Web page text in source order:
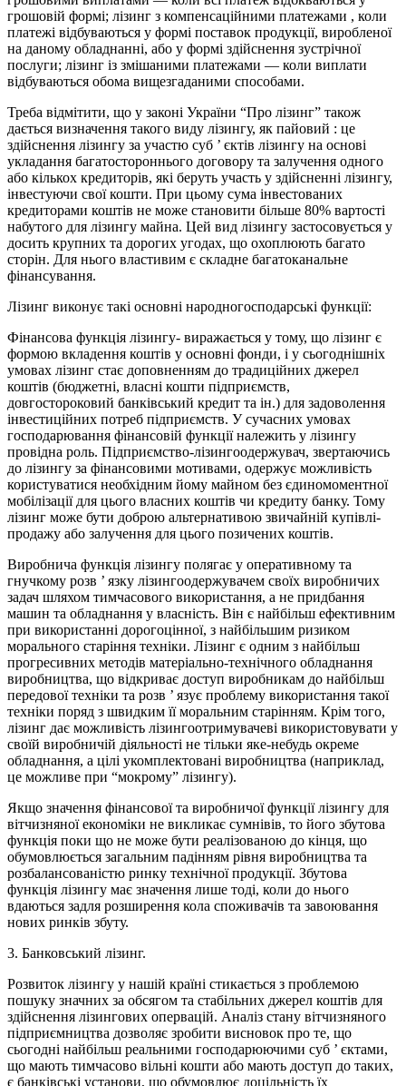
грошовій формі; лізинг з компенсаційними платежами , коли
платежі відбуваються у формі поставок продукції, виробленої
на даному обладнанні, або у формі здійснення зустрічної
послуги; лізинг із змішаними платежами — коли виплати
відбуваються обома вищезгаданими способами.
Треба відмітити, що у законі України “Про лізинг” також
дається визначення такого виду лізингу, як пайовий : це
здійснення лізингу за участю суб ’ єктів лізингу на основі
укладання багатостороннього договору та залучення одного
або кількох кредиторів, які беруть участь у здійсненні лізингу,
інвестуючи свої кошти. При цьому сума інвестованих
кредиторами коштів не може становити більше 80% вартості
набутого для лізингу майна. Цей вид лізингу застосовується у
досить крупних та дорогих угодах, що охоплюють багато
сторін. Для нього властивим є складне багатоканальне
фінансування.
Лізинг виконує такі основні народногосподарські функції:
Фінансова функція лізингу- виражається у тому, що лізинг є
формою вкладення коштів у основні фонди, і у сьогоднішніх
умовах лізинг стає доповненням до традиційних джерел
коштів (бюджетні, власні кошти підприємств,
довгостороковий банківський кредит та ін.) для задоволення
інвестиційних потреб підприємств. У сучасних умовах
господарювання фінансовій функції належить у лізингу
провідна роль. Підприємство-лізингоодержувач, звертаючись
до лізингу за фінансовими мотивами, одержує можливість
користуватися необхідним йому майном без єдиномоментної
мобілізації для цього власних коштів чи кредиту банку. Тому
лізинг може бути доброю альтернативою звичайній купівлі-
продажу або залучення для цього позичених коштів.
Виробнича функція лізингу полягає у оперативному та
гнучкому розв ’ язку лізингоодержувачем своїх виробничих
задач шляхом тимчасового використання, а не придбання
машин та обладнання у власність. Він є найбільш ефективним
при використанні дорогоцінної, з найбільшим ризиком
морального старіння техніки. Лізинг є одним з найбільш
прогресивних методів матеріально-технічного обладнання
виробництва, що відкриває доступ виробникам до найбільш
передової техніки та розв ’ язує проблему використання такої
техніки поряд з швидким її моральним старінням. Крім того,
лізинг дає можливість лізингоотримувачеві використовувати у
своїй виробничій діяльності не тільки яке-небудь окреме
обладнання, а цілі укомплектовані виробництва (наприклад,
це можливе при “мокрому” лізингу).
Якщо значення фінансової та виробничої функції лізингу для
вітчизняної економіки не викликає сумнівів, то його збутова
функція поки що не може бути реалізованою до кінця, що
обумовлюється загальним падінням рівня виробництва та
розбалансованістю ринку технічної продукції. Збутова
функція лізингу має значення лише тоді, коли до нього
вдаються задля розширення кола споживачів та завоювання
нових ринків збуту.
3. Банковський лізинг.
Розвиток лізингу у нашій країні стикається з проблемою
пошуку значних за обсягом та стабільних джерел коштів для
здійснення лізингових опервацій. Аналіз стану вітчизняного
підприємництва дозволяє зробити висновок про те, що
сьогодні найбільш реальними господарюючими суб ’ єктами,
що мають тимчасово вільні кошти або мають доступ до таких,
є банківські установи, що обумовлює доцільність їх